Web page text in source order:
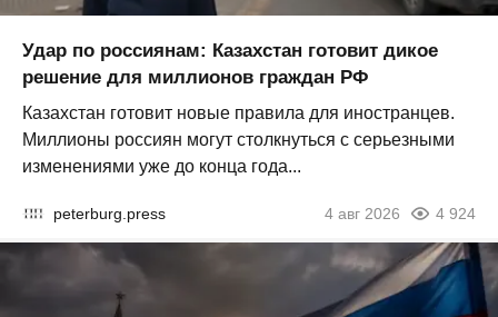
Удар по россиянам: Казахстан готовит дикое
решение для миллионов граждан РФ
Казахстан готовит новые правила для иностранцев.
Миллионы россиян могут столкнуться с серьезными
изменениями уже до конца года...
peterburg.press 4 авг 2026 4 924